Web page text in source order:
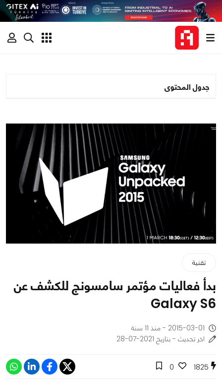
جدول المحتوى
تقنية
بدأ فعاليات مؤتمر سامسونج للكشف عن
Galaxy S6
2015-03-01 - منذ 11 سنة
اخر تحديث - بتاريخ 2021-07-28
1825
0